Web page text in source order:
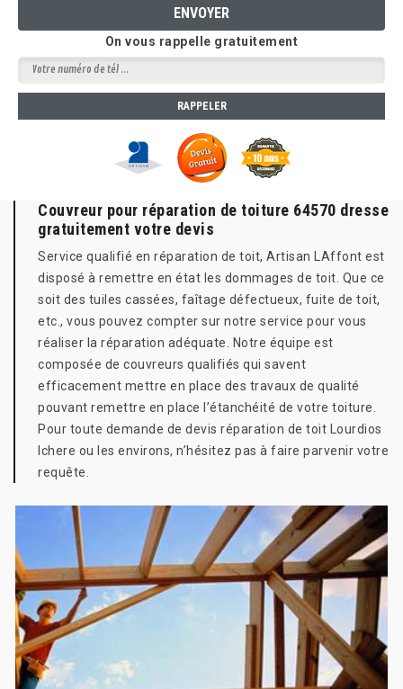
On vous rappelle gratuitement
Couvreur pour réparation de toiture 64570 dresse
gratuitement votre devis
Service qualifié en réparation de toit, Artisan LAffont est
disposé à remettre en état les dommages de toit. Que ce
soit des tuiles cassées, faîtage défectueux, fuite de toit,
etc., vous pouvez compter sur notre service pour vous
réaliser la réparation adéquate. Notre équipe est
composée de couvreurs qualifiés qui savent
efficacement mettre en place des travaux de qualité
pouvant remettre en place l’étanchéité de votre toiture.
Pour toute demande de devis réparation de toit Lourdios
Ichere ou les environs, n’hésitez pas à faire parvenir votre
requête.